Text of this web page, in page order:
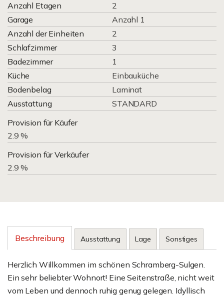
Anzahl Etagen
2
Garage
Anzahl 1
Anzahl der Einheiten
2
Schlafzimmer
3
Badezimmer
1
Küche
Einbauküche
Bodenbelag
Laminat
Ausstattung
STANDARD
Provision für Käufer
2.9 %
Provision für Verkäufer
2.9 %
Beschreibung Ausstattung Lage Sonstiges
Herzlich Willkommen im schönen Schramberg-Sulgen.
Ein sehr beliebter Wohnort! Eine Seitenstraße, nicht weit
vom Leben und dennoch ruhig genug gelegen. Idyllisch